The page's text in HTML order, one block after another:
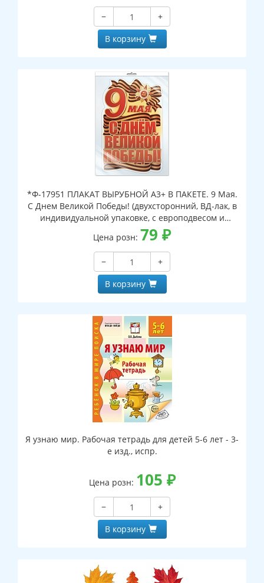
−
+
В корзину
*Ф-17951 ПЛАКАТ ВЫРУБНОЙ А3+ В ПАКЕТЕ. 9 Мая.
С Днем Великой Победы! (двухсторонний, ВД-лак, в
индивидуальной упаковке, с европодвесом и
клеевым клапаном)
Цена розн: 79 ₽
−
+
В корзину
Я узнаю мир. Рабочая тетрадь для детей 5-6 лет - 3-
е изд., испр.
Цена розн: 105 ₽
−
+
В корзину